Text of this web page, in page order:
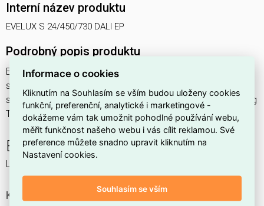
Interní název produktu
EVELUX S 24/450/730 DALI EP
Podrobný popis produktu
EVELUX S 24/450/730 DALI EP 39W IP66
svítidlo pouliční s modulem LED, spektrum 730A3, regulace
stmívání ovládané DALI protokolem, optika EP (Edge Parking
TYPE IV)
EVELUX
LED svítidlo pro osvětlení komunikací.
Ke stažení
Informace o cookies
Kliknutím na Souhlasím se vším budou uloženy cookies
funkční, preferenční, analytické i marketingové -
dokážeme vám tak umožnit pohodlné používání webu,
měřit funkčnost našeho webu i vás cílit reklamou. Své
preference můžete snadno upravit kliknutím na
Nastavení cookies.
Souhlasím se vším